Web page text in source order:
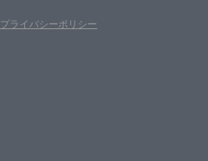
プライバシーポリシー